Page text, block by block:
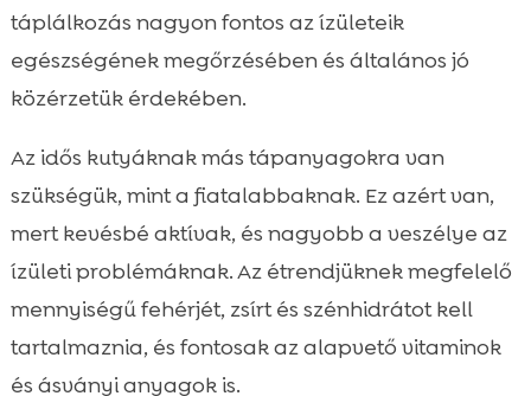
táplálkozás nagyon fontos az ízületeik
egészségének megőrzésében és általános jó
közérzetük érdekében.
Az idős kutyáknak más tápanyagokra van
szükségük, mint a fiatalabbaknak. Ez azért van,
mert kevésbé aktívak, és nagyobb a veszélye az
ízületi problémáknak. Az étrendjüknek megfelelő
mennyiségű fehérjét, zsírt és szénhidrátot kell
tartalmaznia, és fontosak az alapvető vitaminok
és ásványi anyagok is.